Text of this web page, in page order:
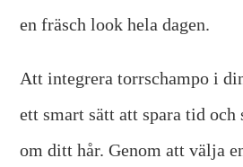
en fräsch look hela dagen.
Att integrera torrschampo i
ett smart sätt att spara tid
om ditt hår. Genom att välja